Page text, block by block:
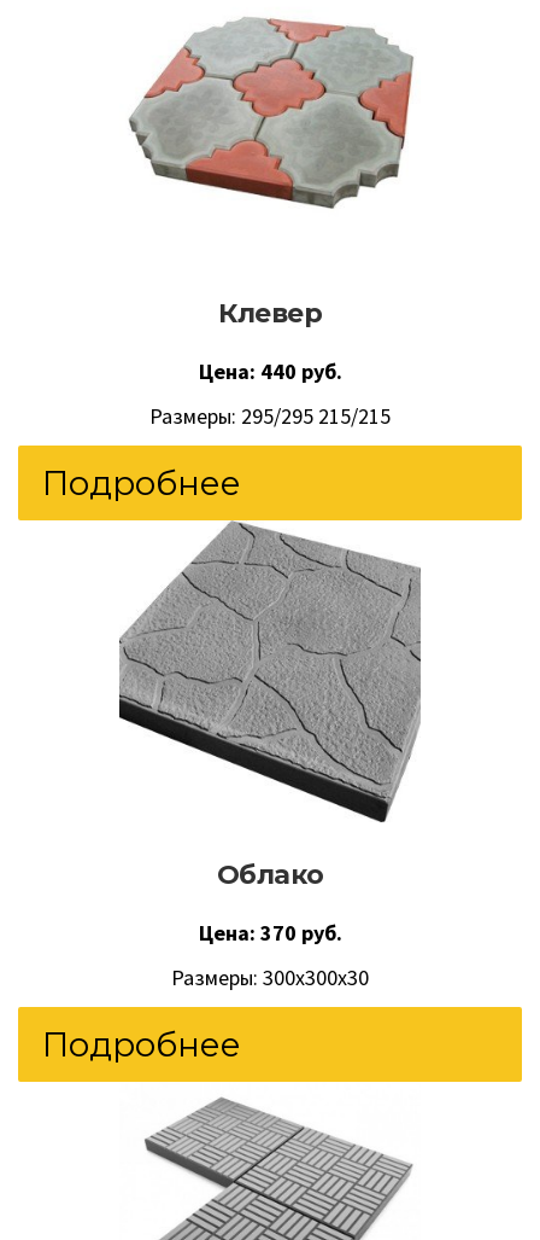
Клевер
Цена: 440 руб.
Размеры: 295/295 215/215
Подробнее
Облако
Цена: 370 руб.
Размеры: 300х300х30
Подробнее